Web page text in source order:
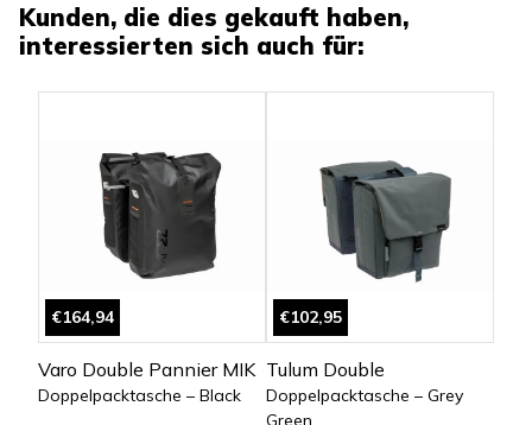
Kunden, die dies gekauft haben,
interessierten sich auch für:
€164,94
Varo Double Pannier MIK
Doppelpacktasche – Black
€102,95
Tulum Double
Doppelpacktasche – Grey
Green